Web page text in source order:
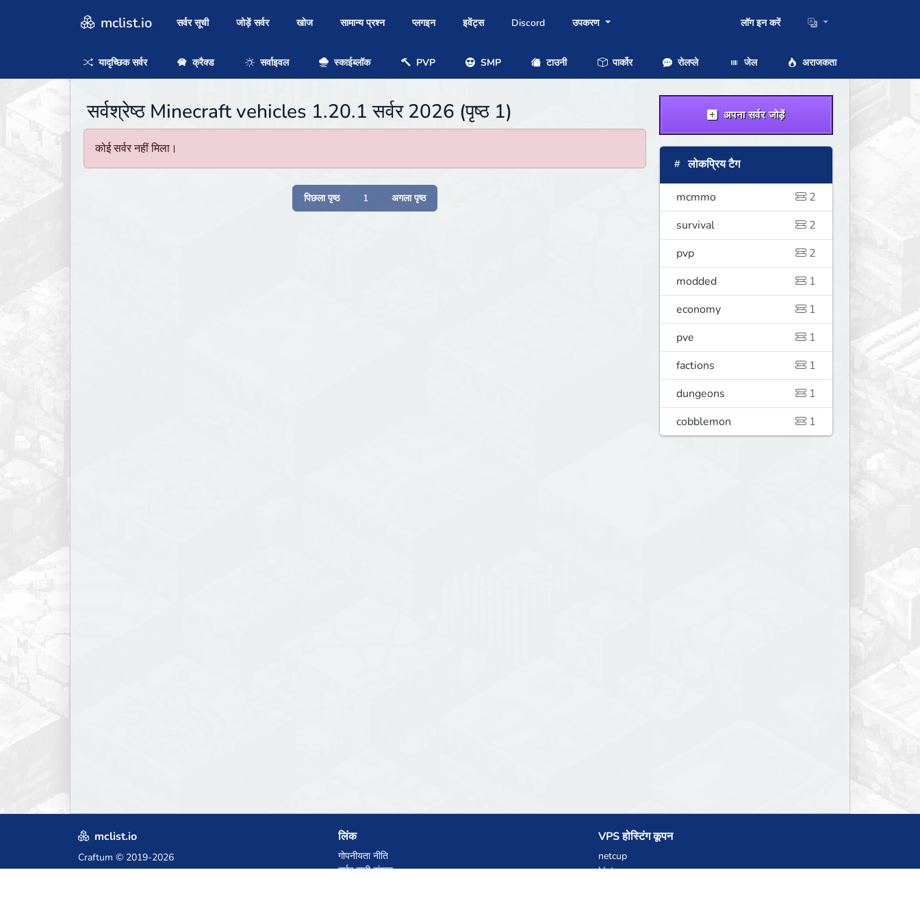
mclist.io सर्वर सूची जोड़ें सर्वर खोज सामान्य प्रश्न प्लगइन इवेंट्स Discord उपकरण लॉग इन करें
यादृच्छिक सर्वर क्रैक्ड सर्वाइवल स्काईब्लॉक PVP SMP टाउनी पार्कोर रोलप्ले जेल अराजकता
सर्वश्रेष्ठ Minecraft vehicles 1.20.1 सर्वर 2026 (पृष्ठ 1)
कोई सर्वर नहीं मिला।
पिछला पृष्ठ 1 अगला पृष्ठ
अपना सर्वर जोड़ें
लोकप्रिय टैग
mcmmo
2
survival
2
pvp
2
modded
1
economy
1
pve
1
factions
1
dungeons
1
cobblemon
1
mclist.io
Craftum © 2019-2026
लिंक
गोपनीयता नीति
सर्वर सूची संग्रह
VPS होस्टिंग कूपन
netcup
Hetzner